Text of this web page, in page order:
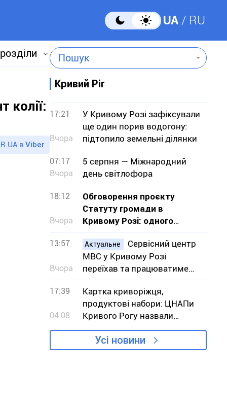
UA RU
Пошук
колії:
в Viber
Кривий Ріг
17:21
Вчора
У Кривому Розі зафіксували
ще один порив водогону:
підтопило земельні ділянки
07:17
Вчора
5 серпня — Міжнародний
день світлофора
18:12
Вчора
Обговорення проєкту
Статуту громади в
Кривому Розі: одного
обурення замало, треба
діяти
13:57
Вчора
Актуальне
Сервісний центр
МВС у Кривому Розі
переїхав та працюватиме
під час повітряних тривог –
адреса
17:39
04.08
Картка криворіжця,
продуктові набори: ЦНАПи
Кривого Рогу назвали
найпопулярніші послуги
липня
Усі новини